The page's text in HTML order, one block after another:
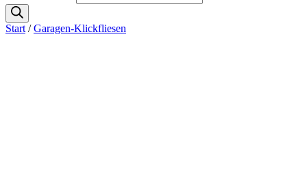
Start /Garagen-Klickfliesen